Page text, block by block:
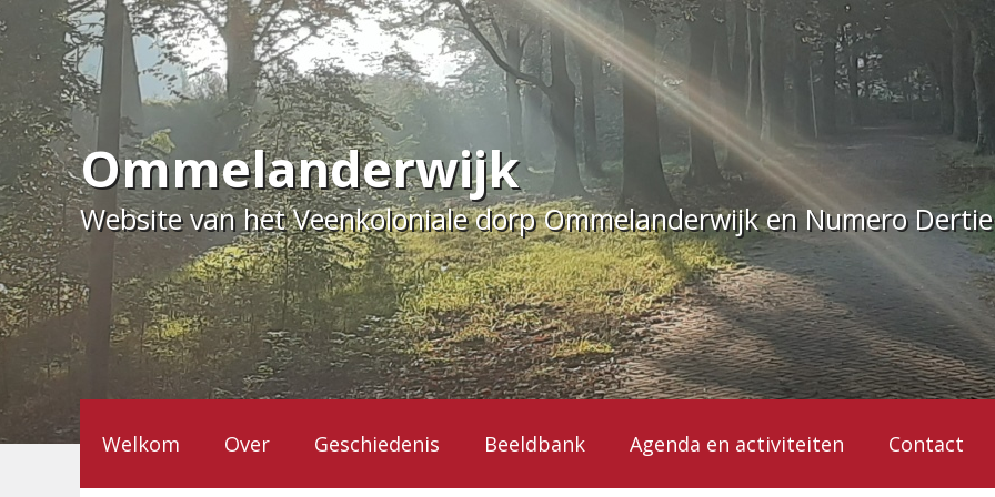
naar
de
inhoud
Ommelanderwijk
Website van het Veenkoloniale dorp Ommelanderwijk en Numero
Welkom Over Geschiedenis Beeldbank Agenda en activiteiten Contact